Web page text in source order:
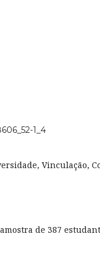
1_4
Vinculação,
de 387